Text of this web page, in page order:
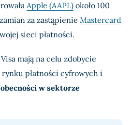
Apple (AAPL) około 100
za zastąpienie Mastercard
sieci płatności.
mają na celu zdobycie
rynku płatności cyfrowych i
w sektorze